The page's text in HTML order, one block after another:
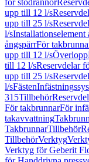
för stödrännor
upp till 12 l/s
upp till 25 l/s
l/sInstallationselement
ångspärrFör
upp till 12 l/sÖverlopp
till 12 l/sReservdelar
upp till 25 l/s
l/sFästen
315Tillbehör
För takbrunnarFör
takavvattning
TakbrunnarTillbehör
TillbehörVerktyg
Verktyg för Geberit